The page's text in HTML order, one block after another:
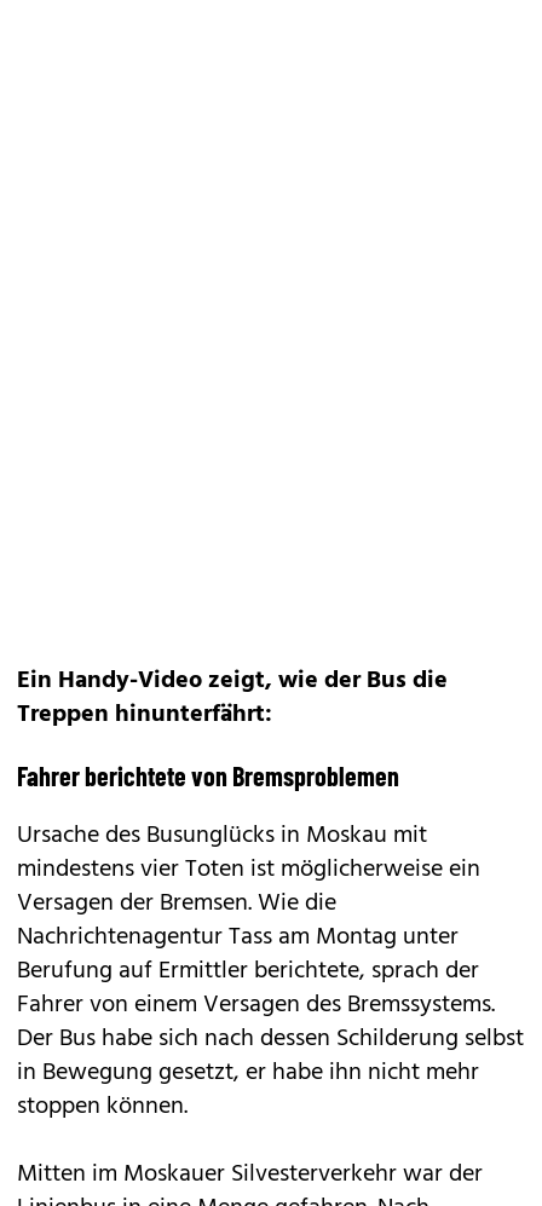
Ein Handy-Video zeigt, wie der Bus die
Treppen hinunterfährt:
Fahrer berichtete von Bremsproblemen
Ursache des Busunglücks in Moskau mit
mindestens vier Toten ist möglicherweise ein
Versagen der Bremsen. Wie die
Nachrichtenagentur Tass am Montag unter
Berufung auf Ermittler berichtete, sprach der
Fahrer von einem Versagen des Bremssystems.
Der Bus habe sich nach dessen Schilderung selbst
in Bewegung gesetzt, er habe ihn nicht mehr
stoppen können.
Mitten im Moskauer Silvesterverkehr war der